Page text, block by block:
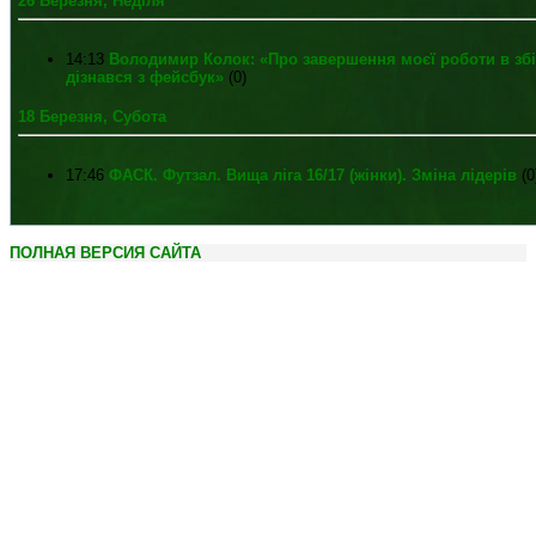
14:13 Володимир Колок: «Про завершення моєї роботи в
дізнався з фейсбук» (0)
18 Березня, Субота
17:46 ФАСК. Футзал. Вища ліга 16/17 (жінки). Зміна лідерів
ПОЛНАЯ ВЕРСИЯ САЙТА